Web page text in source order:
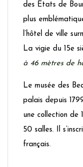
des États de
plus
l’hôtel de ville
La vigie du 15e
à 46 mètres de
Le musée des
palais depuis
une collection de
50 salles. Il
français.